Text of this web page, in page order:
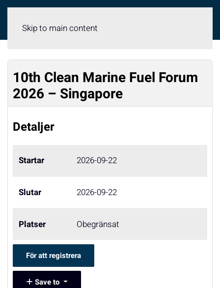
Skip to main content
10th Clean Marine Fuel Forum
2026 – Singapore
Detaljer
Startar 2026-09-22
Slutar 2026-09-22
Platser Obegränsat
För att registrera
Save to